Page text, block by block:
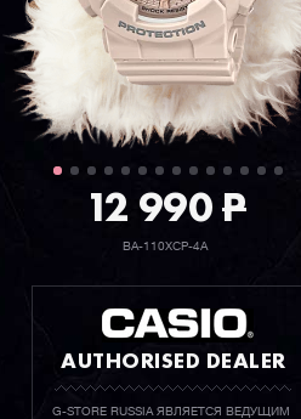
12 990P
BA-110XCP-4A
AUTHORISED DEALER
G-STORE RUSSIA ЯВЛЯЕТСЯ ВЕДУЩИМ